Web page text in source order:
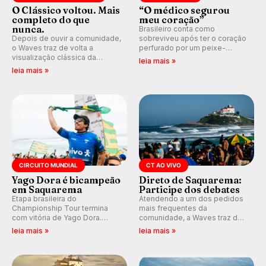
O Clássico voltou. Mais
completo do que
nunca.
Depois de ouvir a comunidade,
o Waves traz de volta a
visualização clássica da
previsão de águas rasas,
ondas para até 16 dias.
leia mais »
“O médico segurou
meu coração”
Brasileiro conta como
sobreviveu após ter o coração
perfurado por um peixe-
agulha enquanto surfava na
leia mais »
CIRCUITO MUNDIAL
Yago Dora é bicampeão
em Saquarema
Etapa brasileira do
Championship Tour termina
com vitória de Yago Dora.
Sawyer Lindblad vence entre
ranking mundial da WSL, na
leia mais »
CT AO VIVO
Direto de Saquarema:
Participe dos debates
Atendendo a um dos pedidos
mais frequentes da
comunidade, a Waves traz de
volta os comentários e
Mundial.
leia mais »